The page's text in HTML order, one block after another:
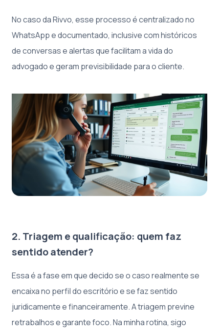
No caso da Rivvo, esse processo é centralizado no
WhatsApp e documentado, inclusive com históricos
de conversas e alertas que facilitam a vida do
advogado e geram previsibilidade para o cliente.
2. Triagem e qualificação: quem faz
sentido atender?
Essa é a fase em que decido se o caso realmente se
encaixa no perfil do escritório e se faz sentido
juridicamente e financeiramente. A triagem previne
retrabalhos e garante foco. Na minha rotina, sigo